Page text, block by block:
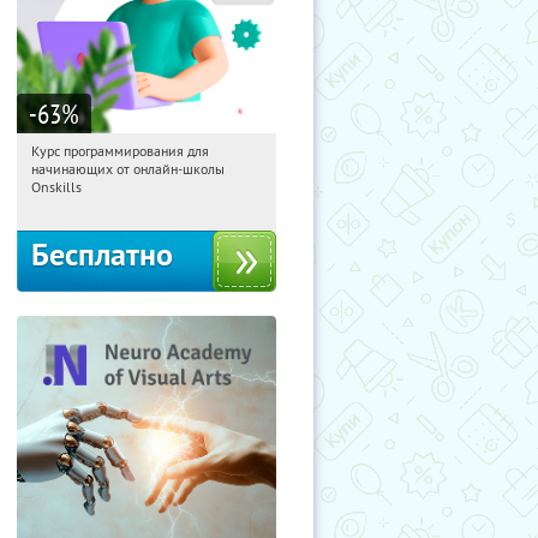
-63%
16:30:48 Получили:
Россия
Курс программирования для
начинающих от онлайн-школы
Onskills
Бесплатно